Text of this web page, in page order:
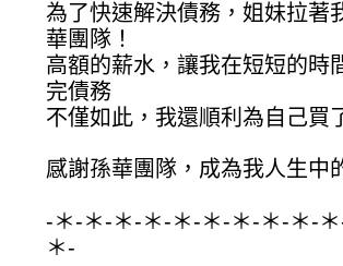
為了快速解決債務，姐妹拉著
華團隊！
高額的薪水，讓我在短短的時
完債務
不僅如此，我還順利為自己買
感謝孫華團隊，成為我人生中
-＊-＊-＊-＊-＊-＊-＊-＊-＊-
＊-